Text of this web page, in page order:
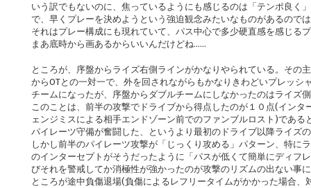
いう訳でもないのに、焦っているようにも感じるのは「テンポ良く
で、早くプレーを決めようという強迫観念みたいなものがあるので
それはプレー構成にも現れていて、パス中心で多少硬直感を感じる
まあ底時から画あるからいいんだけどね……
ところが、序盤からライズ右側ラインがかなりやられている。その
からOTとの一対一で、外を回されながらもかなりきわどいプレッシ
チームになったが、序盤からダブルチームにしなかったのはライズ
このことは、前半の攻撃でドライブから得点したのが１０点(イン
ェンジミスによる相手エンドゾーン前でのファンブルロスト)であ
パイレーツ守備が奮闘した、というより最初のドライブ以降ライズ
しかし前半のパイレーツ攻撃が「じっくり攻める」パターン、特に
のインターセプトがそうだったように「パスが低くて簡単にディフ
びそれを警戒してか消極性が強かったのが攻撃のリズムの出ない事
ところが途中負傷退場(負傷によるレフリータイムがかかった場合、